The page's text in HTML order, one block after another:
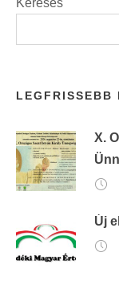
Keresés
LEGFRISSEBB
X.
Új